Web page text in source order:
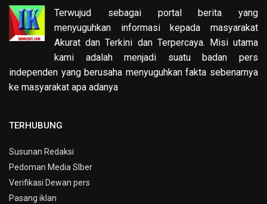
Terwujud sebagai portal berita yang
menyuguhkan informasi kepada masyarakat
Akurat dan Terkini dan Terpercaya. Misi utama
kami adalah menjadi suatu badan pers
independen yang berusaha menyuguhkan fakta sebenarnya
ke masyarakat apa adanya
TERHUBUNG
Susunan Redaksi
Pedoman Media SIber
Verifikasi Dewan pers
Pasang iklan